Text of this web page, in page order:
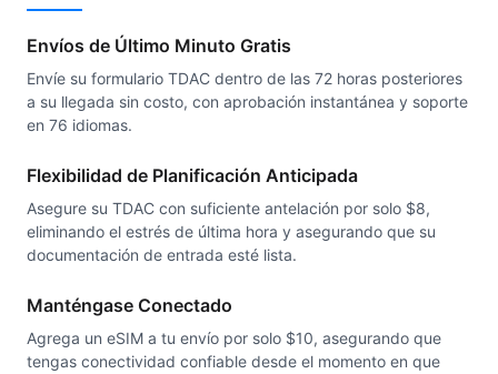
Envíos de Último Minuto Gratis
Envíe su formulario TDAC dentro de las 72 horas posteriores
a su llegada sin costo, con aprobación instantánea y soporte
en 76 idiomas.
Flexibilidad de Planificación Anticipada
Asegure su TDAC con suficiente antelación por solo $8,
eliminando el estrés de última hora y asegurando que su
documentación de entrada esté lista.
Manténgase Conectado
Agrega un eSIM a tu envío por solo $10, asegurando que
tengas conectividad confiable desde el momento en que